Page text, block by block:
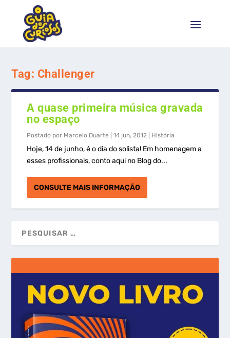
Tag: Challenger
A quase primeira música gravada
no espaço
Postado por Marcelo Duarte |14 jun, 2012 História
Hoje, 14 de junho, é o dia do solista! Em homenagem a
esses profissionais, conto aqui no Blog do...
CONSULTE MAIS INFORMAÇÃO